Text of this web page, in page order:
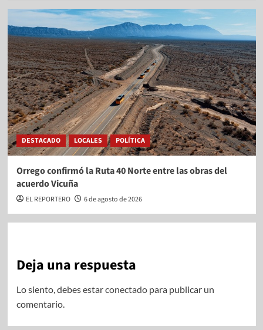
DESTACADO LOCALES POLÍTICA
Orrego confirmó la Ruta 40 Norte entre las obras del
acuerdo Vicuña
EL REPORTERO 6 de agosto de 2026
Deja una respuesta
Lo siento, debes estarconectadopara publicar un
comentario.